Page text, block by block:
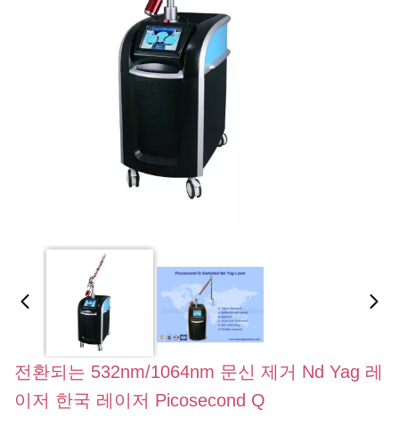
전환되는 532nm/1064nm 문신 제거 Nd Yag 레
이저 한국 레이저 Picosecond Q